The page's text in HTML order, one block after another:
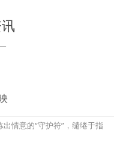
—
情意的“守护符”，缱绻于指